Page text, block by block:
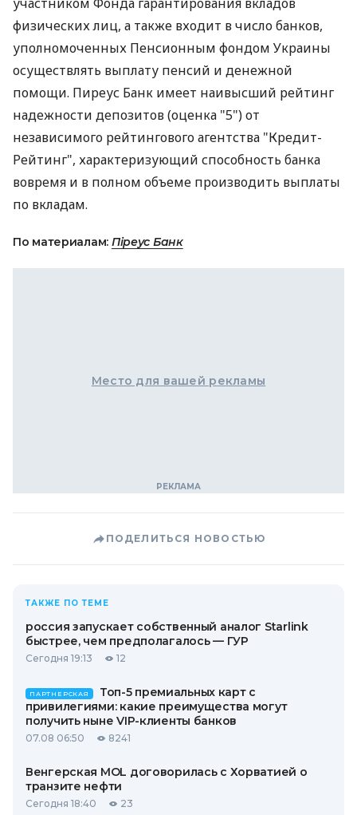
физических лиц, а также входит в число банков,
уполномоченных Пенсионным фондом Украины
осуществлять выплату пенсий и денежной
помощи. Пиреус Банк имеет наивысший рейтинг
надежности депозитов (оценка "5") от
независимого рейтингового агентства "Кредит-
Рейтинг", характеризующий способность банка
вовремя и в полном объеме производить выплаты
по вкладам.
По материалам: Піреус Банк
Место для вашей рекламы
ПОДЕЛИТЬСЯ НОВОСТЬЮ
ТАКЖЕ ПО ТЕМЕ
россия запускает собственный аналог Starlink
быстрее, чем предполагалось — ГУР
Сегодня 19:13 12
ПАРТНЕРСКАЯ
Топ-5 премиальных карт с
привилегиями: какие преимущества могут
получить ныне VIP-клиенты банков
07.08 06:50 8241
Венгерская MOL договорилась с Хорватией о
транзите нефти
Сегодня 18:40 23